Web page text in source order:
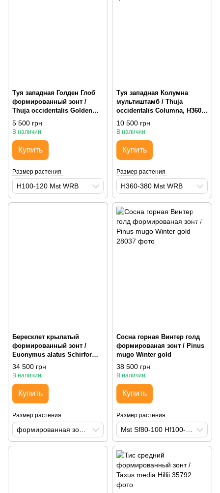
Туя западная Голден Глоб
формированный зонт /
Thuja occidentalis Golden
Globe, H100-120 Mst WRB
5 500 грн
В наличии
Купить
Размер растения
H100-120 Mst WRB
Туя западная Колумна
мультиштамб / Thuja
occidentalis Columna, H360-
380 Mst WRB
10 500 грн
В наличии
Купить
Размер растения
H360-380 Mst WRB
Бересклет крылатый
формированный зонт /
Euonymus alatus Schirform,
формированная зонт Hf150-
175 Df125-150 С80
34 500 грн
В наличии
Купить
Размер растения
формированная зонт Hf150-175 Df125-150 С80
Сосна горная Винтер голд
формированая зонт / Pinus
mugo Winter gold
38 500 грн
В наличии
Купить
Размер растения
Mst Sf80-100 Hf100-120 М115